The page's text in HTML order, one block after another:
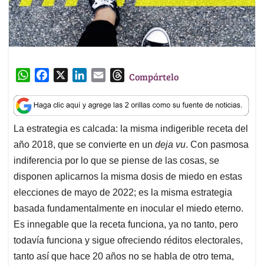
W
a
t
s
A
p
p
c
e
b
o
o
k
n
k
e
d
I
n
a
i
l
T
r
e
a
d
s
Compártelo
La estrategia es calcada: la misma indigerible receta del
año 2018, que se convierte en un deja vu. Con pasmosa
indiferencia por lo que se piense de las cosas, se
disponen aplicarnos la misma dosis de miedo en estas
elecciones de mayo de 2022; es la misma estrategia
basada fundamentalmente en inocular el miedo eterno.
Es innegable que la receta funciona, ya no tanto, pero
todavía funciona y sigue ofreciendo réditos electorales,
tanto así que hace 20 años no se habla de otro tema,